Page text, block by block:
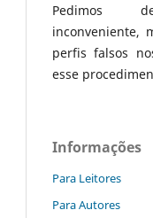
Pedimos
inconveniente,
perfis falsos
esse
Informações
Para Leitores
Para Autores